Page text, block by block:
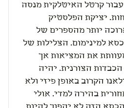
עבור קרטל האיטלקית מנסה
יציקת הפלסטיק
השקופה, שיש לה כבר הסטוריה ארוכה יותר מהספרים של
למינימום. הצלילות של
מעוותת את המציאות אך
הצורנית. יהיה
הקרוב באופן פיזי ולא
בהירה למדי. אולי